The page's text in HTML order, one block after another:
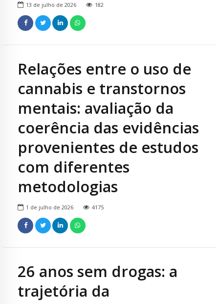
13 de julho de 2026 182
Relações entre o uso de
cannabis e transtornos
mentais: avaliação da
coerência das evidências
provenientes de estudos
com diferentes
metodologias
1 de julho de 2026 4175
26 anos sem drogas: a
trajetória da